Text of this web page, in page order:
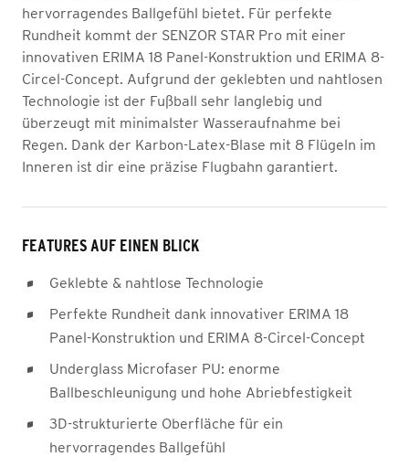
hervorragendes Ballgefühl bietet. Für perfekte
Rundheit kommt der SENZOR STAR Pro mit einer
innovativen ERIMA 18 Panel-Konstruktion und ERIMA 8-
Circel-Concept. Aufgrund der geklebten und nahtlosen
Technologie ist der Fußball sehr langlebig und
überzeugt mit minimalster Wasseraufnahme bei
Regen. Dank der Karbon-Latex-Blase mit 8 Flügeln im
Inneren ist dir eine präzise Flugbahn garantiert.
FEATURES AUF EINEN BLICK
Geklebte & nahtlose Technologie
Perfekte Rundheit dank innovativer ERIMA 18
Panel-Konstruktion und ERIMA 8-Circel-Concept
Underglass Microfaser PU: enorme
Ballbeschleunigung und hohe Abriebfestigkeit
3D-strukturierte Oberfläche für ein
hervorragendes Ballgefühl